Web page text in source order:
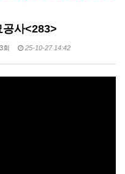
사<283>
회 25-10-27 14:42